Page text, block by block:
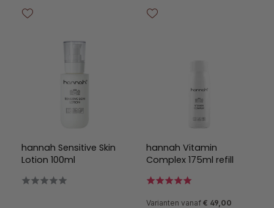
hannah Sensitive Skin
Lotion 100ml
hannah Vitamin
Complex 175ml refill
Varianten vanaf € 49,00